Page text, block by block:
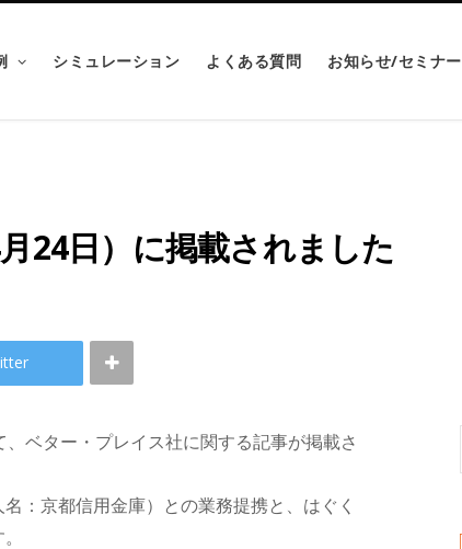
シミュレーション よくある質問 お知らせ/セミナー
24日）に掲載されました
、ベター・プレイス社に関する記事が掲載さ
：京都信用金庫）との業務提携と、はぐく